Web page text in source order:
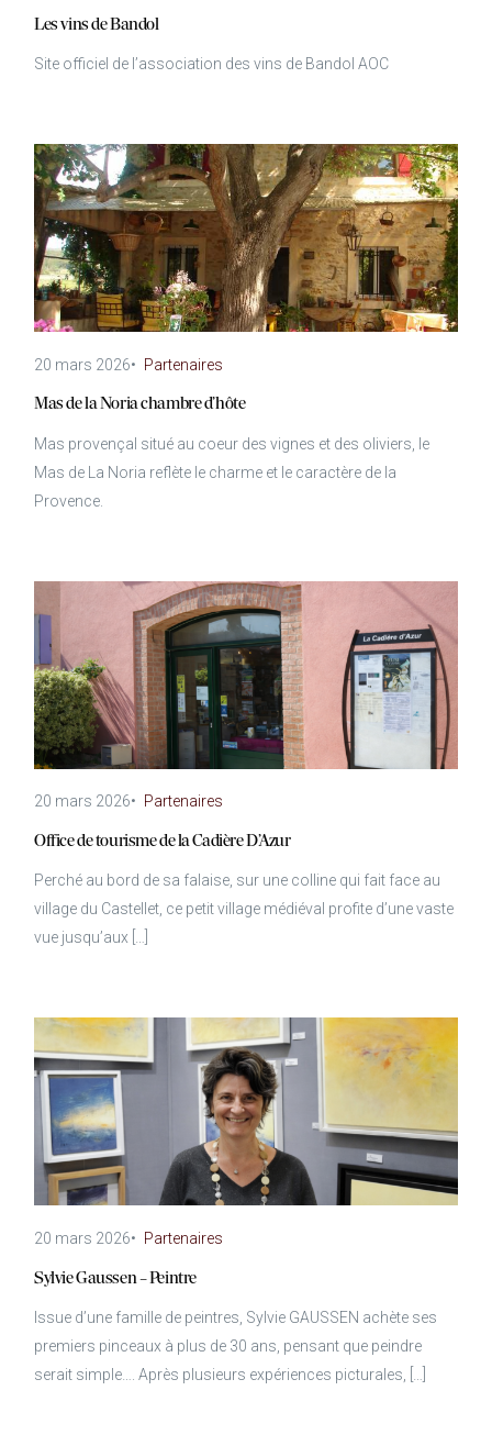
Les vins de Bandol
Site officiel de l’association des vins de Bandol AOC
20 mars 2026• Partenaires
Mas de la Noria chambre d’hôte
Mas provençal situé au coeur des vignes et des oliviers, le
Mas de La Noria reflète le charme et le caractère de la
Provence.
20 mars 2026• Partenaires
Office de tourisme de la Cadière D’Azur
Perché au bord de sa falaise, sur une colline qui fait face au
village du Castellet, ce petit village médiéval profite d’une vaste
vue jusqu’aux […]
20 mars 2026• Partenaires
Sylvie Gaussen – Peintre
Issue d’une famille de peintres, Sylvie GAUSSEN achète ses
premiers pinceaux à plus de 30 ans, pensant que peindre
serait simple…. Après plusieurs expériences picturales, […]